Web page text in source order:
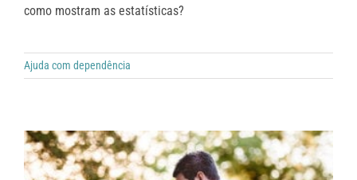
como mostram as estatísticas?
Ajuda com dependência